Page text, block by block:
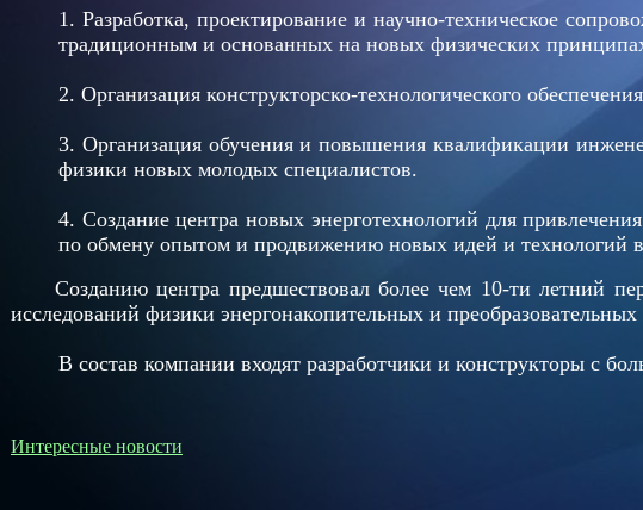
1. Разработка, проектирование и научно-техническое
традиционным и основанных на новых физических
2. Организация конструкторско-технологического
3. Организация обучения и повышения квалификации
физики новых молодых специалистов.
4. Создание центра новых энерготехнологий для
по обмену опытом и продвижению новых идей и технологий
Созданию центра предшествовал более чем 10-ти летний
исследований физики энергонакопительных и
В состав компании входят разработчики и конструкторы с
Интересные новости